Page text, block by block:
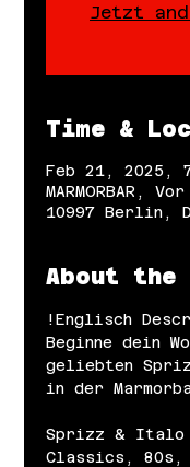
Jetzt
Time &
Feb 21, 2025,
MARMORBAR,
10997 Berlin,
About the
!Englisch
Beginne dein
geliebten
in der
Sprizz & Italo
Classics,